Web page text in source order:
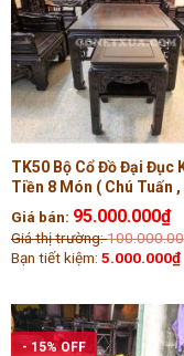
TK50 Bộ Cổ Đồ Đại Đục
Tiền 8 Món ( Chú Tuấn
Giá bán: 95.000.000₫
Giá thị trường:
Bạn tiết kiệm: 5.000.000₫
- 15% OFF